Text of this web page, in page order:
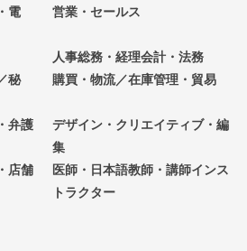
電
営業・セールス
人事総務・経理会計・法務
秘
購買・物流／在庫管理・貿易
弁護
デザイン・クリエイティブ・編
集
店舗
医師・日本語教師・講師インス
トラクター